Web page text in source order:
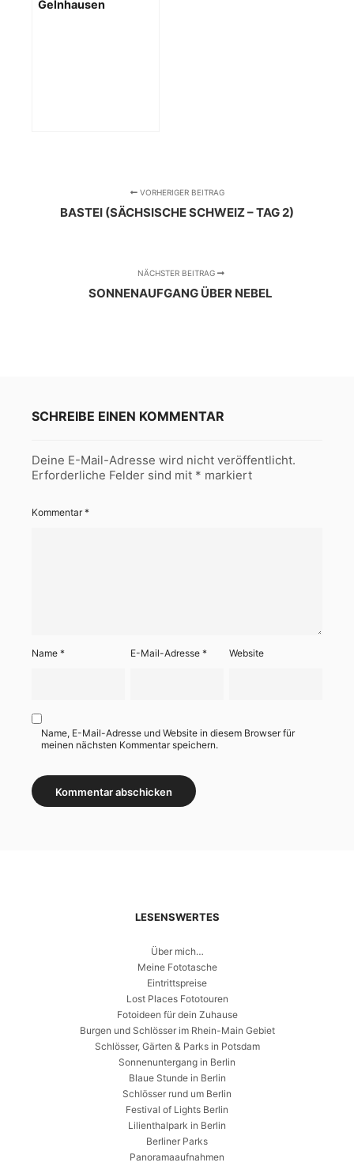
Gelnhausen
VORHERIGER BEITRAG
BASTEI (SÄCHSISCHE SCHWEIZ – TAG 2)
NÄCHSTER BEITRAG
SONNENAUFGANG ÜBER NEBEL
SCHREIBE EINEN KOMMENTAR
Deine E-Mail-Adresse wird nicht veröffentlicht.
Erforderliche Felder sind mit * markiert
Kommentar*
Name * E-Mail-Adresse* Website
Name, E-Mail-Adresse und Website in diesem Browser für
meinen nächsten Kommentar speichern.
LESENSWERTES
Über mich…
Meine Fototasche
Eintrittspreise
Lost Places Fototouren
Fotoideen für dein Zuhause
Burgen und Schlösser im Rhein-Main Gebiet
Schlösser, Gärten & Parks in Potsdam
Sonnenuntergang in Berlin
Blaue Stunde in Berlin
Schlösser rund um Berlin
Festival of Lights Berlin
Lilienthalpark in Berlin
Berliner Parks
Panoramaaufnahmen